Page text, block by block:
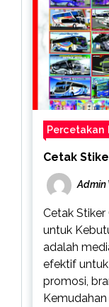
Percetakan
Cetak
Admin
Cetak Stiker
untuk
adalah
efektif
promosi,